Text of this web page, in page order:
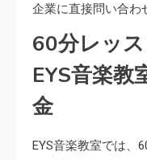
企業に直接問い合わ
60分レッ
EYS音楽教
金
EYS音楽教室では、